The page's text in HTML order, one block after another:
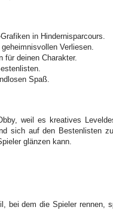
in Hindernisparcours.
Verliesen.
für deinen Charakter.
Spaß.
weil es kreatives
sich auf den
glänzen kann.
dem die Spieler rennen,